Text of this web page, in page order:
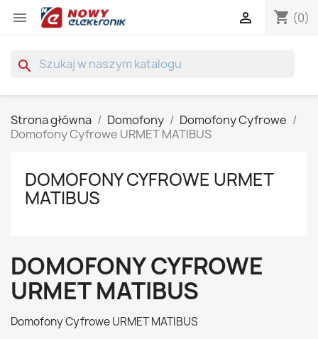
 shopping_cart (0)

search
Strona główna Domofony
Domofony Cyfrowe
Domofony Cyfrowe URMET MATIBUS
DOMOFONY CYFROWE URMET
MATIBUS
DOMOFONY CYFROWE
URMET MATIBUS
Domofony Cyfrowe URMET MATIBUS